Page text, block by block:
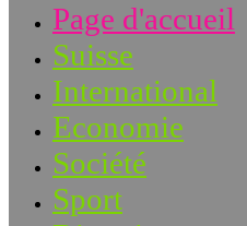
Page d'accueil
Suisse
International
Economie
Société
Sport